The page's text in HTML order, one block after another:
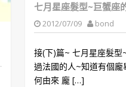
七月星座髮型~巨蟹座
2012/07/09 bond
接(下)篇~ 七月星座髮
過法國的人~知道有個
何由來 龐 […]